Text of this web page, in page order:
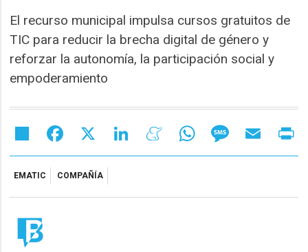
El recurso municipal impulsa cursos gratuitos de
TIC para reducir la brecha digital de género y
reforzar la autonomía, la participación social y
empoderamiento
Share Facebook LinkedIn MeneameWhatsAppMessageEmail
EMATIC COMPAÑÍA